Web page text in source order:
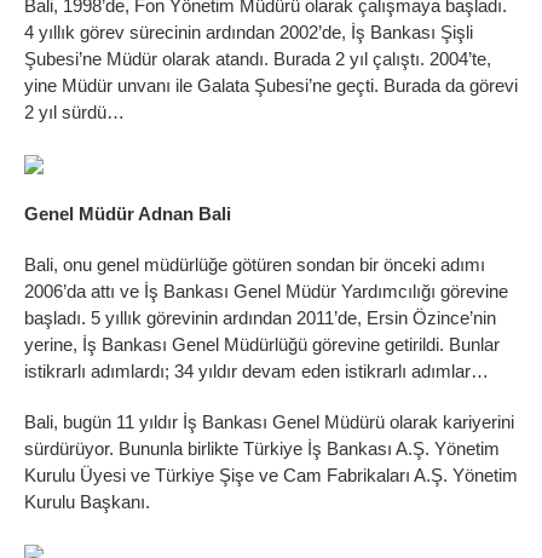
Bali, 1998’de, Fon Yönetim Müdürü olarak çalışmaya başladı.
4 yıllık görev sürecinin ardından 2002’de, İş Bankası Şişli
Şubesi’ne Müdür olarak atandı. Burada 2 yıl çalıştı. 2004’te,
yine Müdür unvanı ile Galata Şubesi’ne geçti. Burada da görevi
2 yıl sürdü…
Genel Müdür Adnan Bali
Bali, onu genel müdürlüğe götüren sondan bir önceki adımı
2006’da attı ve İş Bankası Genel Müdür Yardımcılığı görevine
başladı. 5 yıllık görevinin ardından 2011’de, Ersin Özince’nin
yerine, İş Bankası Genel Müdürlüğü görevine getirildi. Bunlar
istikrarlı adımlardı; 34 yıldır devam eden istikrarlı adımlar…
Bali, bugün 11 yıldır İş Bankası Genel Müdürü olarak kariyerini
sürdürüyor. Bununla birlikte Türkiye İş Bankası A.Ş. Yönetim
Kurulu Üyesi ve Türkiye Şişe ve Cam Fabrikaları A.Ş. Yönetim
Kurulu Başkanı.